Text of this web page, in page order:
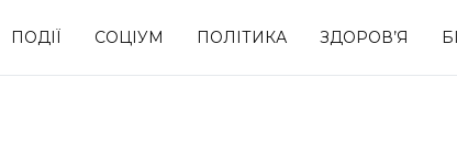
ПОДІЇ СОЦІУМ ПОЛІТИКА ЗДОРОВ’Я